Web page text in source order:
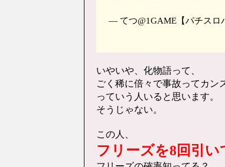
— てつ@1GAME【パチスロ
いやいや、化物語って、
ごく稀に倍々で事故ってカン
っていう人いると思います。
そうじゃない。
この人、
フリーズを8回引い